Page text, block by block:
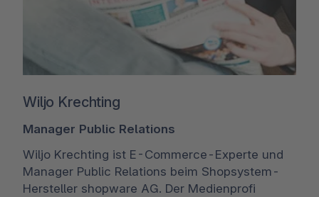
Wiljo Krechting
Manager Public Relations
Wiljo Krechting ist E-Commerce-Experte und
Manager Public Relations beim Shopsystem-
Hersteller shopware AG. Der Medienprofi